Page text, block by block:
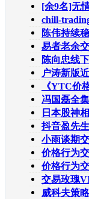
[余9名]无
chill-
员YC日内交
陈伟持续
+双顺交易法
易者老余
为盈必修课+
陈向忠线
送日内短线
户涛新版
沙龙期报商
《YTC价
167页电子书-
冯国磊全
密码投资22
日本股神
全散弹枪投
抖音盈先
频课程全集
小雨谈期
整全套仅此
价格行为
文章电子书+
价格行为
学课程首发中
交易玫瑰
+103个配套
威科夫策